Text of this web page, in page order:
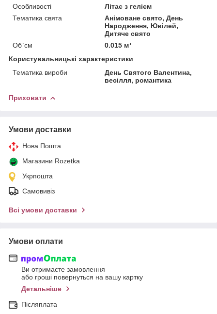
Особливості
Літає з гелієм
Тематика свята
Анімоване свято, День
Народження, Ювілей,
Дитяче свято
Об`єм
0.015 м³
Користувальницькі характеристики
Тематика вироби
День Святого Валентина,
весілля, романтика
Приховати
Умови доставки
Нова Пошта
Магазини Rozetka
Укрпошта
Самовивіз
Всі умови доставки
Умови оплати
Ви отримаєте замовлення
або гроші повернуться на вашу картку
Детальніше
Післяплата